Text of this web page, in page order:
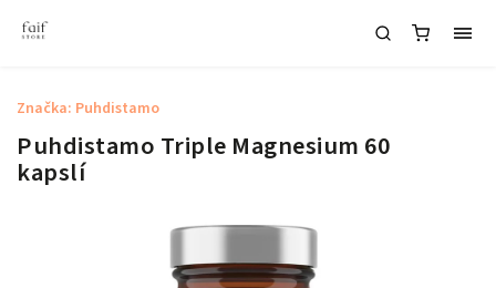
Puhdistamo Triple Magnesium 60
kapslí
Značka: Puhdistamo